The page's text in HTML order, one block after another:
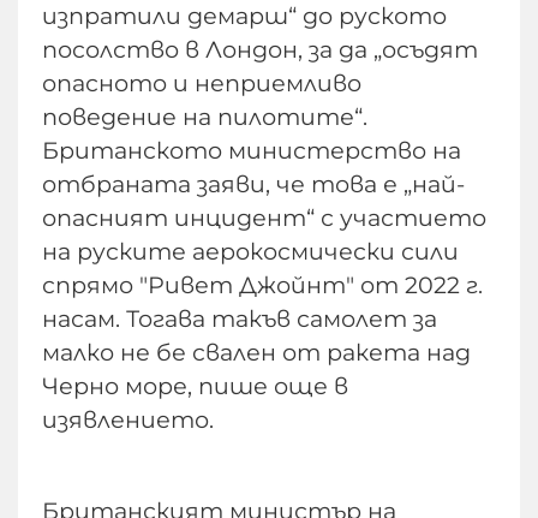
изпратили демарш“ до руското
посолство в Лондон, за да „осъдят
опасното и неприемливо
поведение на пилотите“.
Британското министерство на
отбраната заяви, че това е „най-
опасният инцидент“ с участието
на руските аерокосмически сили
спрямо "Ривет Джойнт" от 2022 г.
насам. Тогава такъв самолет за
малко не бе свален от ракета над
Черно море, пише още в
изявлението.
Британският министър на